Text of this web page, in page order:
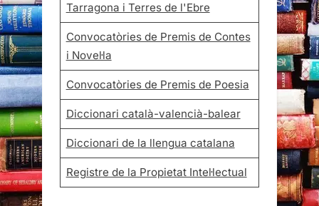
Tarragona i Terres de l'Ebre
Convocatòries de Premis de Contes
i Novel·la
Convocatòries de Premis de Poesia
Diccionari català-valencià-balear
Diccionari de la llengua catalana
Registre de la Propietat Intel·lectual